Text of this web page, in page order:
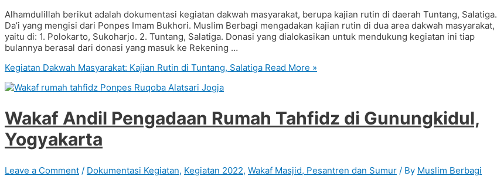
Alhamdulillah berikut adalah dokumentasi kegiatan dakwah masyarakat, berupa kajian rutin di daerah Tuntang, Salatiga.
Da’i yang mengisi dari Ponpes Imam Bukhori. Muslim Berbagi mengadakan kajian rutin di dua area dakwah masyarakat,
yaitu di: 1. Polokarto, Sukoharjo. 2. Tuntang, Salatiga. Donasi yang dialokasikan untuk mendukung kegiatan ini tiap
bulannya berasal dari donasi yang masuk ke Rekening …
Kegiatan Dakwah Masyarakat: Kajian Rutin di Tuntang, Salatiga Read More »
Wakaf Andil Pengadaan Rumah Tahfidz di Gunungkidul,
Yogyakarta
Leave a Comment / Dokumentasi Kegiatan, Kegiatan 2022, Wakaf Masjid, Pesantren dan Sumur / By Muslim Berbagi